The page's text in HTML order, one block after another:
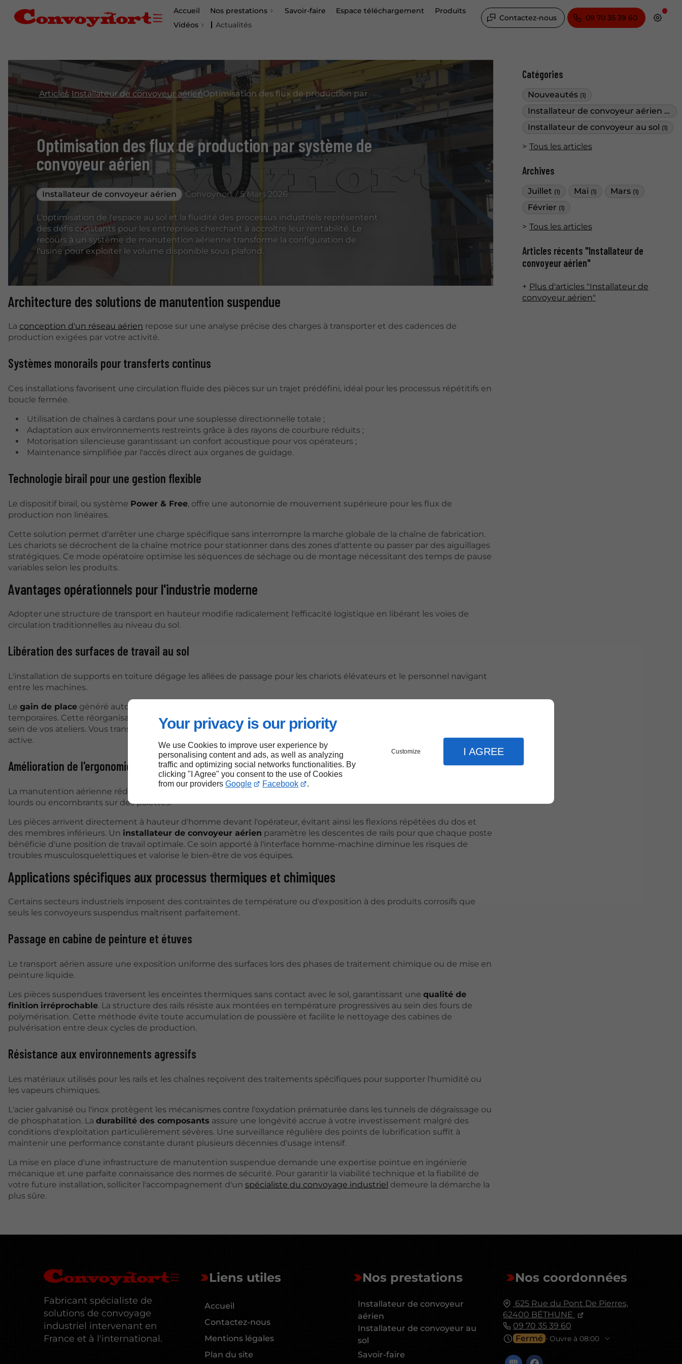
Your privacy is our priority
We use Cookies to improve user experience by
personalising content and ads, as well as analyzing
traffic and optimizing social networks functionalities. By
clicking "I Agree" you consent to the use of Cookies
from our providers Google Facebook .
Customize I AGREE
Accueil Nos prestations Savoir-faire Espace téléchargement
Produits
Vidéos
Actualités
Contactez-nous 09 70 35 39 60
Catégories
Nouveautés (1)
Installateur de convoyeur aérien
(2)
Installateur de convoyeur au sol (1)
Tous les articles
Archives
Juillet (1) Mai (1) Mars (1)
Février (1)
Tous les articles
Articles récents "Installateur de
convoyeur aérien"
Plus d'articles "Installateur de
convoyeur aérien"
Articles Installateur de convoyeur aérienOptimisation des flux de production par système de convoyeur aérien
Optimisation des flux de production par système de
convoyeur aérien
Installateur de convoyeur aérien Convoynort / 5 Mars 2026
L'optimisation de l'espace au sol et la fluidité des processus industriels représentent
des défis constants pour les entreprises cherchant à accroître leur rentabilité. Le
recours à un système de manutention aérienne transforme la configuration de
l'usine pour exploiter le volume disponible sous plafond.
Architecture des solutions de manutention suspendue
La conception d'un réseau aérien repose sur une analyse précise des charges à transporter et des cadences de
production exigées par votre activité.
Systèmes monorails pour transferts continus
Ces installations favorisent une circulation fluide des pièces sur un trajet prédéfini, idéal pour les processus répétitifs en
boucle fermée.
Utilisation de chaînes à cardans pour une souplesse directionnelle totale ;
Adaptation aux environnements restreints grâce à des rayons de courbure réduits ;
Motorisation silencieuse garantissant un confort acoustique pour vos opérateurs ;
Maintenance simplifiée par l'accès direct aux organes de guidage.
Technologie birail pour une gestion flexible
Le dispositif birail, ou système Power & Free, offre une autonomie de mouvement supérieure pour les flux de
production non linéaires.
Cette solution permet d'arrêter une charge spécifique sans interrompre la marche globale de la chaîne de fabrication.
Les chariots se décrochent de la chaîne motrice pour stationner dans des zones d'attente ou passer par des aiguillages
stratégiques. Ce mode opératoire optimise les séquences de séchage ou de montage nécessitant des temps de pause
variables selon les produits.
Avantages opérationnels pour l'industrie moderne
Adopter une structure de transport en hauteur modifie radicalement l'efficacité logistique en libérant les voies de
circulation traditionnelles au niveau du sol.
Libération des surfaces de travail au sol
L'installation de supports en toiture dégage les allées de passage pour les chariots élévateurs et le personnel navigant
entre les machines.
Le gain de place généré autorise l'implantation de nouveaux postes de travail ou l'extension de zones de stockage
temporaires. Cette réorganisation spatiale limite les risques de collision et fluidifie les mouvements transversaux au
sein de vos ateliers. Vous transformez ainsi des volumes auparavant inutilisés en véritables vecteurs de productivité
active.
Amélioration de l'ergonomie et de la sécurité
La manutention aérienne réduit drastiquement les efforts physiques liés au déplacement manuel de composants
lourds ou encombrants sur des palettes.
Les pièces arrivent directement à hauteur d'homme devant l'opérateur, évitant ainsi les flexions répétées du dos et
des membres inférieurs. Un installateur de convoyeur aérien paramètre les descentes de rails pour que chaque poste
bénéficie d'une position de travail optimale. Ce soin apporté à l'interface homme-machine diminue les risques de
troubles musculosquelettiques et valorise le bien-être de vos équipes.
Applications spécifiques aux processus thermiques et chimiques
Certains secteurs industriels imposent des contraintes de température ou d'exposition à des produits corrosifs que
seuls les convoyeurs suspendus maîtrisent parfaitement.
Passage en cabine de peinture et étuves
Le transport aérien assure une exposition uniforme des surfaces lors des phases de traitement chimique ou de mise en
peinture liquide.
Les pièces suspendues traversent les enceintes thermiques sans contact avec le sol, garantissant une qualité de
finition irréprochable. La structure des rails résiste aux montées en température progressives au sein des fours de
polymérisation. Cette méthode évite toute accumulation de poussière et facilite le nettoyage des cabines de
pulvérisation entre deux cycles de production.
Résistance aux environnements agressifs
Les matériaux utilisés pour les rails et les chaînes reçoivent des traitements spécifiques pour supporter l'humidité ou
les vapeurs chimiques.
L'acier galvanisé ou l'inox protègent les mécanismes contre l'oxydation prématurée dans les tunnels de dégraissage ou
de phosphatation. La durabilité des composants assure une longévité accrue à votre investissement malgré des
conditions d'exploitation particulièrement sévères. Une surveillance régulière des points de lubrification suffit à
maintenir une performance constante durant plusieurs décennies d'usage intensif.
La mise en place d'une infrastructure de manutention suspendue demande une expertise pointue en ingénierie
mécanique et une parfaite connaissance des normes de sécurité. Pour garantir la viabilité technique et la fiabilité de
votre future installation, solliciter l'accompagnement d'un spécialiste du convoyage industriel demeure la démarche la
plus sûre.
Fabricant spécialiste de
solutions de convoyage
industriel intervenant en
France et à l'international.
Liens utiles
Accueil
Contactez-nous
Mentions légales
Plan du site
Nos prestations
Installateur de convoyeur
aérien
Installateur de convoyeur au
sol
Savoir-faire
Nos coordonnées
625 Rue du Pont De Pierres,
62400 BÉTHUNE
09 70 35 39 60
Fermé ⋅ Ouvre à 08:00